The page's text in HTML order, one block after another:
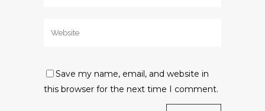
Save my name, email, and website in
this browser for the next time I comment.